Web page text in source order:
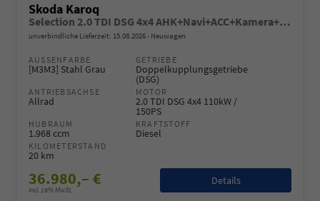
Skoda Karoq
Selection 2.0 TDI DSG 4x4 AHK+Navi+ACC+Kamera+Sitzheiz+eHeck+Chrom+Lodge+GV5
unverbindliche Lieferzeit: 15.08.2026 Neuwagen
AUSSENFARBE
[M3M3] Stahl Grau
GETRIEBE
Doppelkupplungsgetriebe
(DSG)
ANTRIEBSACHSE
Allrad
MOTOR
2.0 TDI DSG 4x4 110kW /
150PS
HUBRAUM
1.968 ccm
KRAFTSTOFF
Diesel
KILOMETERSTAND
20 km
36.980,– €
incl. 19% MwSt.
Details